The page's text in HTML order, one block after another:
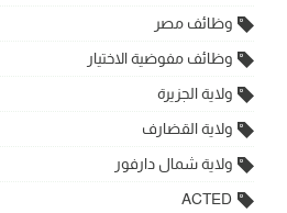
وظائف مصر
وظائف مفوضية الاختيار
ولاية الجزيرة
ولاية القضارف
ولاية شمال دارفور
ACTED